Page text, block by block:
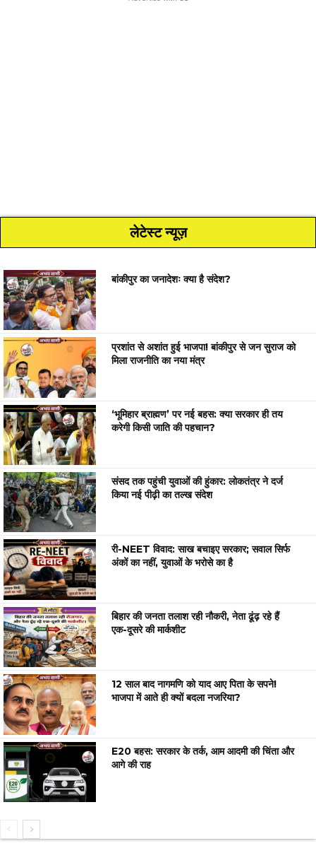
लेटेस्ट न्यूज़
बांकीपुर का जनादेशः क्या है संदेश?
प्रशांत से अशांत हुई भाजपा! बांकीपुर से जन सुराज को
मिला राजनीति का नया मंत्र
‘भूमिहार ब्राह्मण’ पर नई बहस: क्या सरकार ही तय
करेगी किसी जाति की पहचान?
संसद तक पहुंची युवाओं की हुंकार: लोकतंत्र ने दर्ज
किया नई पीढ़ी का तल्ख संदेश
री-NEET विवाद: साख बचाइए सरकार; सवाल सिर्फ
अंकों का नहीं, युवाओं के भरोसे का है
बिहार की जनता तलाश रही नौकरी, नेता ढूंढ़ रहे हैं
एक-दूसरे की मार्कशीट
12 साल बाद नागमणि को याद आए पिता के सपने!
भाजपा में आते ही क्यों बदला नजरिया?
E20 बहस: सरकार के तर्क, आम आदमी की चिंता और
आगे की राह